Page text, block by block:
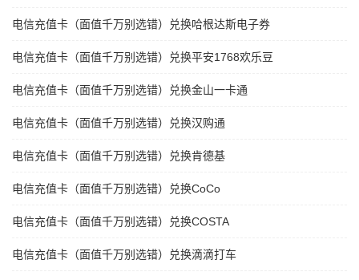
电信充值卡（面值千万别选错）兑换哈根达斯电子券
电信充值卡（面值千万别选错）兑换平安1768欢乐豆
电信充值卡（面值千万别选错）兑换金山一卡通
电信充值卡（面值千万别选错）兑换汉购通
电信充值卡（面值千万别选错）兑换肯德基
电信充值卡（面值千万别选错）兑换CoCo
电信充值卡（面值千万别选错）兑换COSTA
电信充值卡（面值千万别选错）兑换滴滴打车